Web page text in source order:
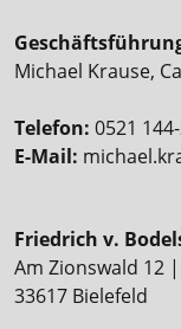
Michael Krause,
Telefon: 0521
E-Mail:
Friedrich v.
Am Zionswald 12
33617 Bielefeld